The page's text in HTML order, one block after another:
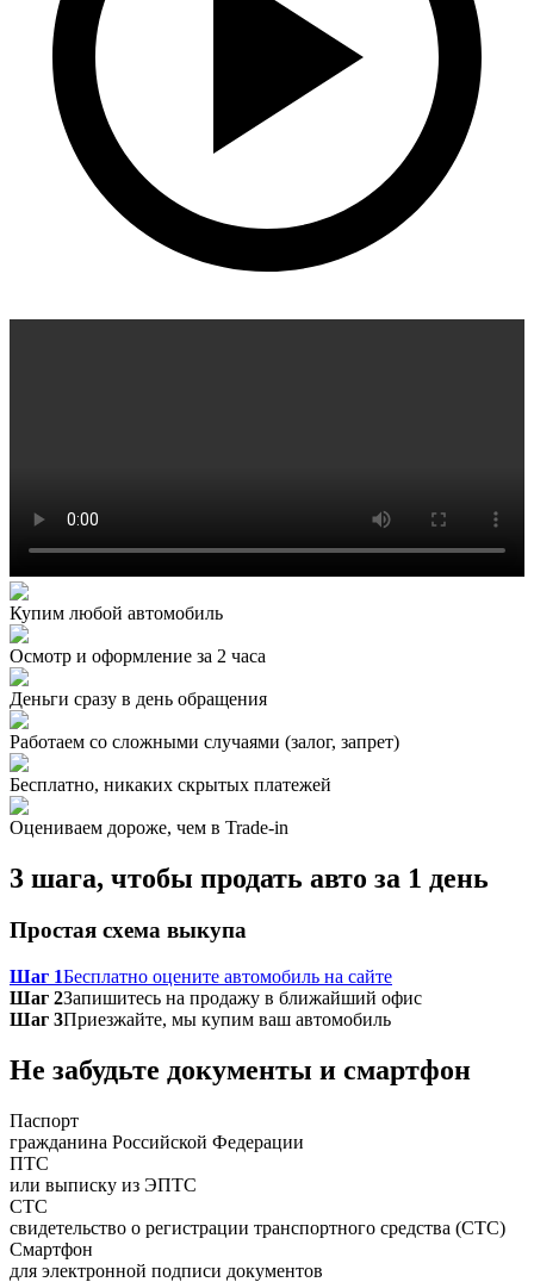
Купим любой автомобиль
Осмотр и оформление за 2 часа
Деньги сразу в день обращения
Работаем со сложными случаями (залог, запрет)
Бесплатно, никаких скрытых платежей
Оцениваем дороже, чем в Trade‑in
3 шага, чтобы продать авто за 1 день
Простая схема выкупа
Шаг 1Бесплатно оцените автомобиль на сайте
Шаг 2Запишитесь на продажу в ближайший офис
Шаг 3Приезжайте, мы купим ваш автомобиль
Не забудьте документы и смартфон
Паспорт
гражданина Российской Федерации
ПТС
или выписку из ЭПТС
СТС
свидетельство о регистрации транспортного средства (СТС)
Смартфон
для электронной подписи документов